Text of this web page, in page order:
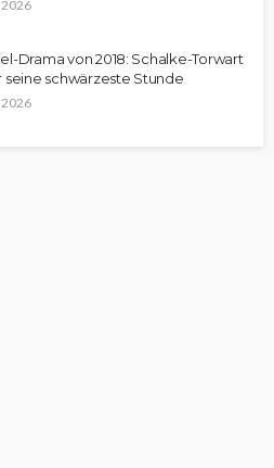
Drama von 2018: Schalke-Torwart
seine schwärzeste Stunde